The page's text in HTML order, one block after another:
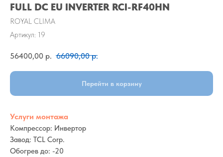
FULL DC EU INVERTER RCI-RF40HN
ROYAL CLIMA
Артикул: 19
56400,00 р. 66090,00 р.
Перейти в корзину
Услуги монтажа
Компрессор: Инвертор
Завод: TCL Corp.
Обогрев до: -20